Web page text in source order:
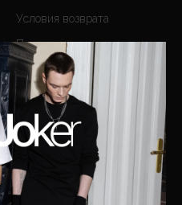
Условия возврата
Программа лояльности
Обратная связь
Сотрудничество